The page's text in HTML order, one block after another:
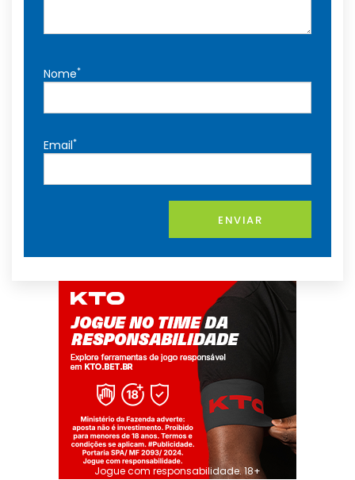
Nome*
Email*
ENVIAR
Jogue com responsabilidade. 18+